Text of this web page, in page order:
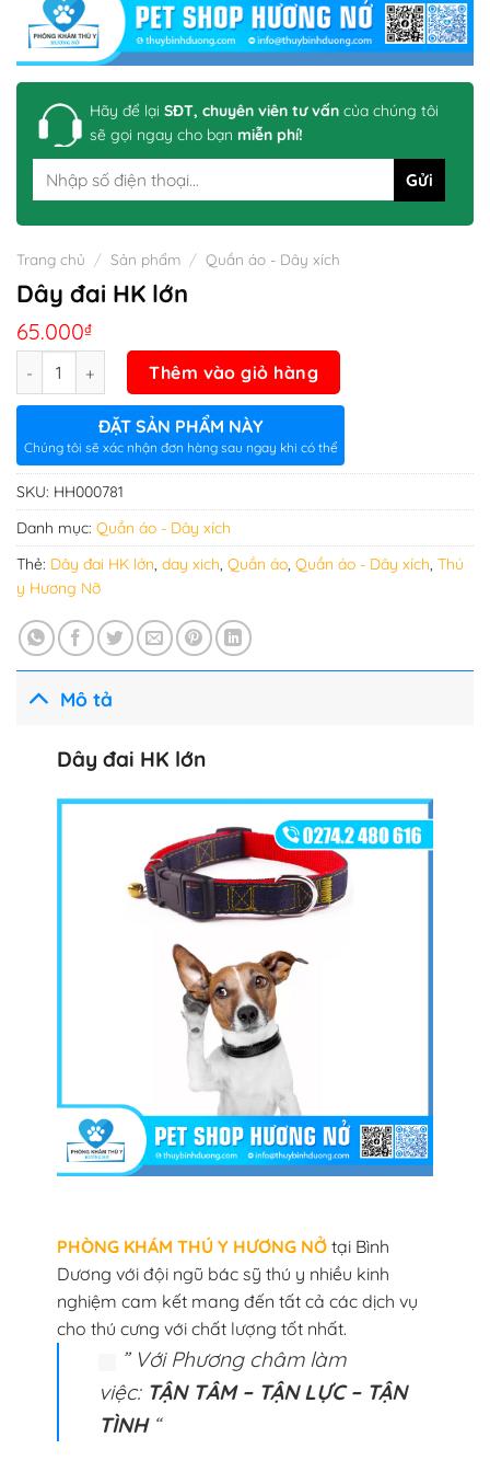
Hãy để lại SĐT, chuyên viên tư vấn của chúng tôi
sẽ gọi ngay cho bạn miễn phí!
Trang chủ / Sản phẩm / Quần áo - Dây xích
Dây đai HK lớn
65.000₫
Thêm vào giỏ hàng
ĐẶT SẢN PHẨM NÀY
Chúng tôi sẽ xác nhận đơn hàng sau ngay khi có thể
SKU: HH000781
Danh mục: Quần áo - Dây xích
Thẻ: Dây đai HK lớn, day xich, Quần áo, Quần áo - Dây xích, Thú
y Hương Nỡ
Mô tả
Dây đai HK lớn
PHÒNG KHÁM THÚ Y HƯƠNG NỞtại Bình
Dương với đội ngũ bác sỹ thú y nhiều kinh
nghiệm cam kết mang đến tất cả các dịch vụ
cho thú cưng với chất lượng tốt nhất.
” Với Phương châm làm
việc: TẬN TÂM – TẬN LỰC – TẬN
TÌNH“